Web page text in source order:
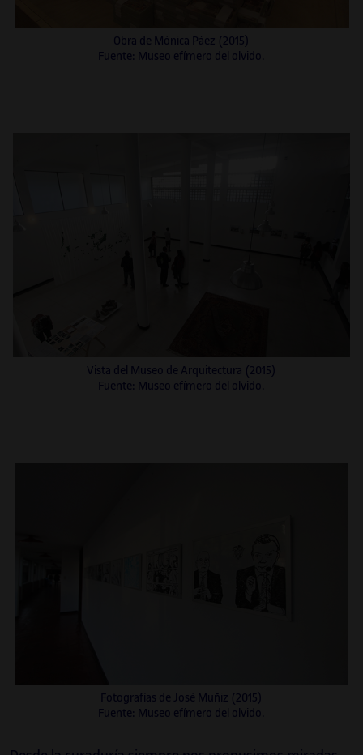
Obra de Mónica Páez (2015)
Fuente: Museo efímero del olvido.
Vista del Museo de Arquitectura (2015)
Fuente: Museo efímero del olvido.
Fotografías de José Muñiz (2015)
Fuente: Museo efímero del olvido.